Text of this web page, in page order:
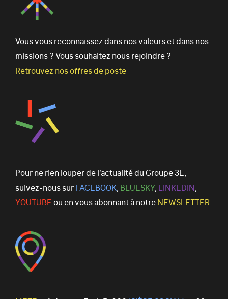
Vous vous reconnaissez dans nos valeurs et dans nos
missions ? Vous souhaitez nous rejoindre ?
Retrouvez nos offres de poste
Pour ne rien louper de l’actualité du Groupe 3E,
suivez-nous surFACEBOOK, BLUESKY, LINKEDIN,
YOUTUBEou en vous abonnant à notreNEWSLETTER